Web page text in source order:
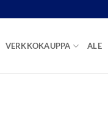
VERKKOKAUPPA ALE